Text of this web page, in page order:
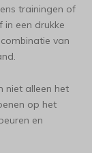
trainingen of
in een drukke
van
niet alleen het
op het
en